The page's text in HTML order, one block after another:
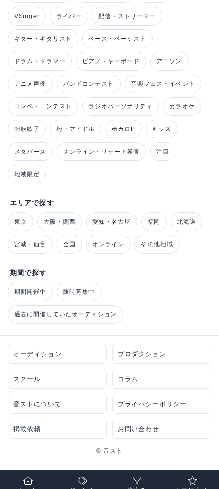
VSinger ライバー 配信・ストリーマー
ギター・ギタリスト ベース・ベーシスト
ドラム・ドラマー ピアノ・キーボード アニソン
アニメ声優 バンドコンテスト 音楽フェス・イベント
コンペ・コンテスト ラジオパーソナリティ カラオケ
演歌歌手 地下アイドル ボカロP キッズ
メタバース オンライン・リモート審査 注目
地域限定
エリアで探す
東京 大阪・関西 愛知・名古屋 福岡 北海道
宮城・仙台 全国 オンライン その他地域
期間で探す
期間開催中 随時募集中
過去に開催していたオーディション
オーディション プロダクション
スクール コラム
音ストについて プライバシーポリシー
掲載依頼 お問い合わせ
© 音スト